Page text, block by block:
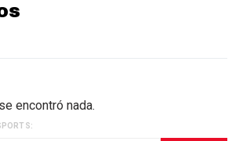
encontró nada.